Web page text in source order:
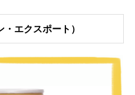
エクスポート）